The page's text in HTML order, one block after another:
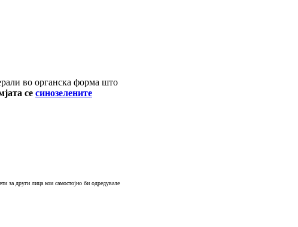
во органска форма што
се синозелените
за други лица кои самостојно би одредувале